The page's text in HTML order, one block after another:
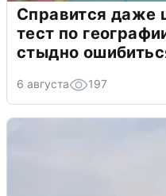
Справится даже
тест по
стыдно
6 августа 197